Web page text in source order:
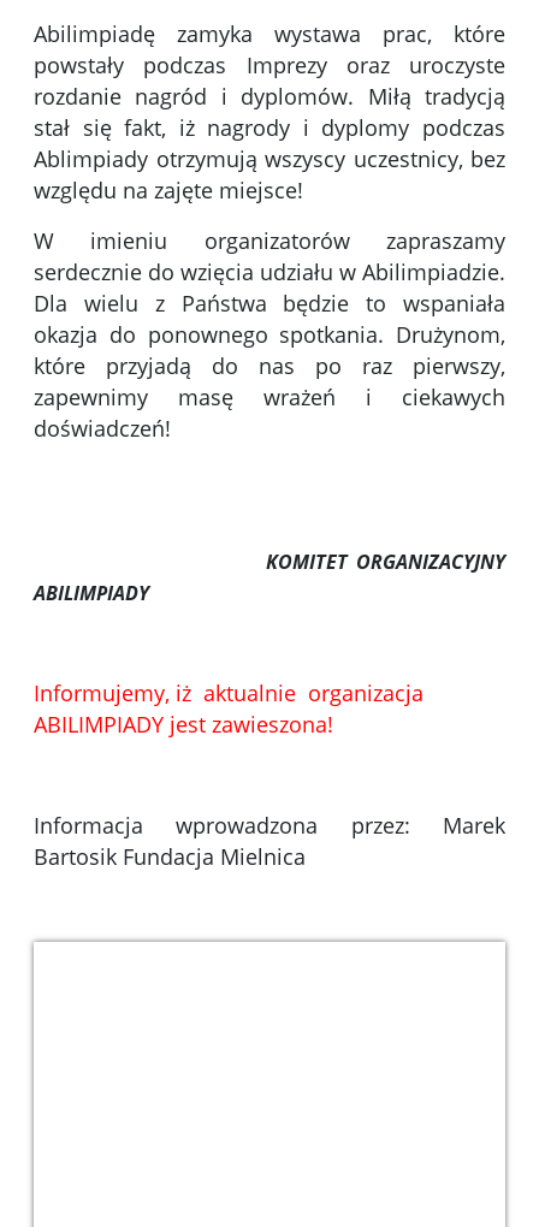
Abilimpiadę zamyka wystawa prac, które
powstały podczas Imprezy oraz uroczyste
rozdanie nagród i dyplomów. Miłą tradycją
stał się fakt, iż nagrody i dyplomy podczas
Ablimpiady otrzymują wszyscy uczestnicy, bez
względu na zajęte miejsce!
W imieniu organizatorów zapraszamy
serdecznie do wzięcia udziału w Abilimpiadzie.
Dla wielu z Państwa będzie to wspaniała
okazja do ponownego spotkania. Drużynom,
które przyjadą do nas po raz pierwszy,
zapewnimy masę wrażeń i ciekawych
doświadczeń!
KOMITET ORGANIZACYJNY
ABILIMPIADY
Informujemy, iż aktualnie organizacja
ABILIMPIADY jest zawieszona!
Informacja wprowadzona przez: Marek
Bartosik Fundacja Mielnica